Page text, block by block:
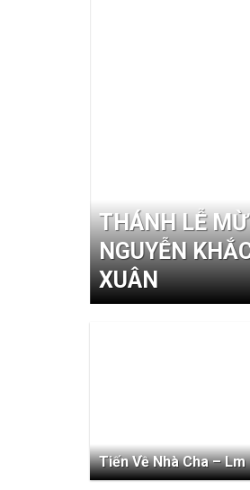
THÁNH LỄ
NGUYỄN
XUÂN
Tiến Về Nhà Cha –